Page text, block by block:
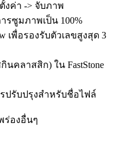
งค่า -> จับภาพ
รซูมภาพเป็น 100%
เพื่อรองรับตัวเลขสูงสุด 3
คลาสสิก) ใน FastStone
ปรับปรุงสำหรับชื่อไฟล์
ร่องอื่นๆ